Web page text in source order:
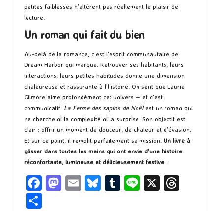
petites faiblesses n’altèrent pas réellement le plaisir de
lecture.
Un roman qui fait du bien
Au-delà de la romance, c’est l’esprit communautaire de
Dream Harbor qui marque. Retrouver ses habitants, leurs
interactions, leurs petites habitudes donne une dimension
chaleureuse et rassurante à l’histoire. On sent que Laurie
Gilmore aime profondément cet univers — et c’est
communicatif. La Ferme des sapins de Noëlest un roman qui
ne cherche ni la complexité ni la surprise. Son objectif est
clair : offrir un moment de douceur, de chaleur et d’évasion.
Et sur ce point, il remplit parfaitement sa mission. Un livre à
glisser dans toutes les mains qui ont envie d’une histoire
réconfortante, lumineuse et délicieusement festive.
Fa M E
Bl T
Li X